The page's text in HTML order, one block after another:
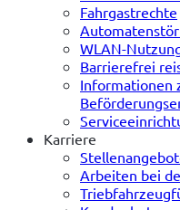
Fahrgastrechte
WLAN-
Barrierefrei
Informationen
Karriere
Arbeiten bei